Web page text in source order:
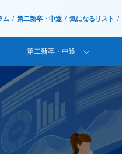
ム 第二新卒・中途 気になるリスト
第二新卒・中途